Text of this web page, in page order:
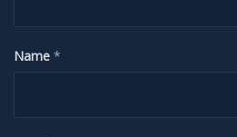
Zodiakallicht
Milchstraße
Name *